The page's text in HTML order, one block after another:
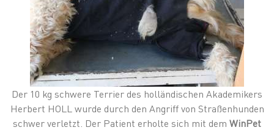
Der 10 kg schwere Terrier des holländischen Akademikers
Herbert HOLL wurde durch den Angriff von Straßenhunden
schwer verletzt. Der Patient erholte sich mit dem WinPet